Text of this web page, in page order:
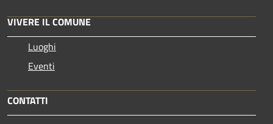
VIVERE IL COMUNE
Luoghi
Eventi
CONTATTI